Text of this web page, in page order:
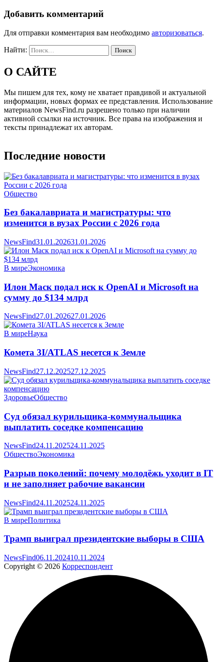
Добавить комментарий
Для отправки комментария вам необходимо авторизоваться.
Найти:
О САЙТЕ
Мы пишем для тех, кому не хватает правдивой и актуальной
информации, новых формах ее представления. Использование
материалов NewsFind.ru разрешено только при наличии
активной ссылки на источник. Все права на изображения и
тексты принадлежат их авторам.
Последние новости
Общество
Без бакалавриата и магистратуры: что
изменится в вузах России с 2026 года
NewsFind31.01.202631.01.2026
В миреЭкономика
Илон Маск подал иск к OpenAI и Microsoft на
сумму до $134 млрд
NewsFind27.01.202627.01.2026
В миреНаука
Комета 3I/ATLAS несется к Земле
NewsFind27.12.202527.12.2025
ЗдоровьеОбщество
Суд обязал курильщика-коммунальщика
выплатить соседке компенсацию
NewsFind24.11.202524.11.2025
ОбществоЭкономика
Разрыв поколений: почему молодёжь уходит в IT
и не заполняет рабочие вакансии
NewsFind24.11.202524.11.2025
В миреПолитика
Трамп выиграл президентские выборы в США
NewsFind06.11.202410.11.2024
Copyright © 2026 Корреспондент